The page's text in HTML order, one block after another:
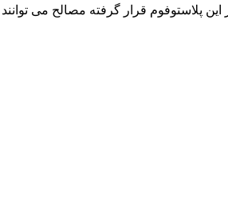
پلاستوفوم قرار گرفته مصالح می